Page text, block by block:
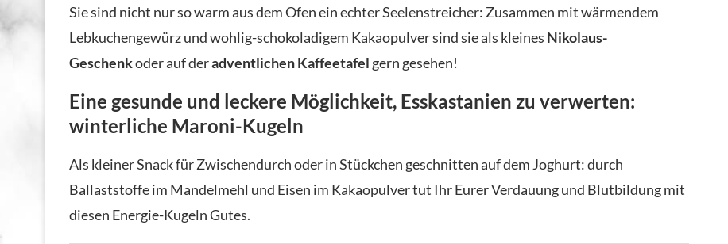
Sie sind nicht nur so warm aus dem Ofen ein echter Seelenstreicher: Zusammen mit wärmendem
Lebkuchengewürz und wohlig-schokoladigem Kakaopulver sind sie als kleines Nikolaus-
Geschenkoder auf deradventlichen Kaffeetafel gern gesehen!
Eine gesunde und leckere Möglichkeit, Esskastanien zu verwerten:
winterliche Maroni-Kugeln
Als kleiner Snack für Zwischendurch oder in Stückchen geschnitten auf dem Joghurt: durch
Ballaststoffe im Mandelmehl und Eisen im Kakaopulver tut Ihr Eurer Verdauung und Blutbildung mit
diesen Energie-Kugeln Gutes.